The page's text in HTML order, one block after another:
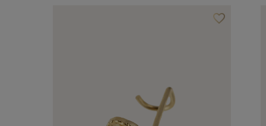
favorite_borderAjouter à vos